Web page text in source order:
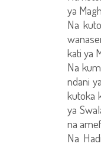
ya
Na
kati ya
Na
ndani
kutoka
ya
na
Na